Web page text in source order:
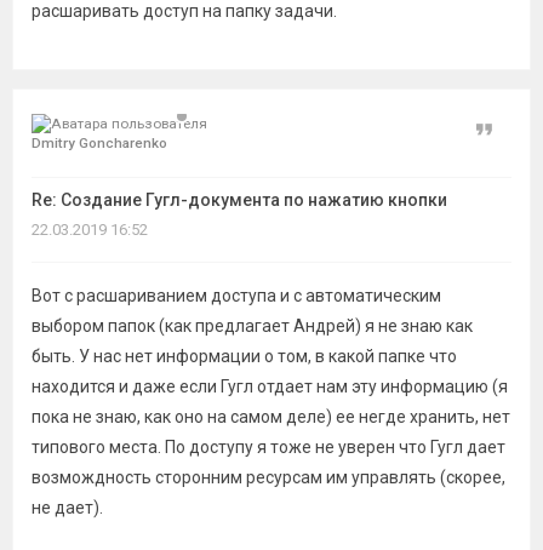
расшаривать доступ на папку задачи.
Dmitry Goncharenko
Re: Создание Гугл-документа по нажатию кнопки
Цитата
22.03.2019 16:52
Вот с расшариванием доступа и с автоматическим
выбором папок (как предлагает Андрей) я не знаю как
быть. У нас нет информации о том, в какой папке что
находится и даже если Гугл отдает нам эту информацию (я
пока не знаю, как оно на самом деле) ее негде хранить, нет
типового места. По доступу я тоже не уверен что Гугл дает
возмождность сторонним ресурсам им управлять (скорее,
не дает).